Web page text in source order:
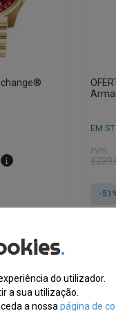
EM
PVPR
€
O
era:
O
atual
é:
-
A 24 .
do utilizador.
a sua utilização.
a nossa página de